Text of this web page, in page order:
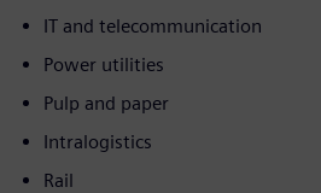
IT and telecommunication
Power utilities
Pulp and paper
Intralogistics
Rail